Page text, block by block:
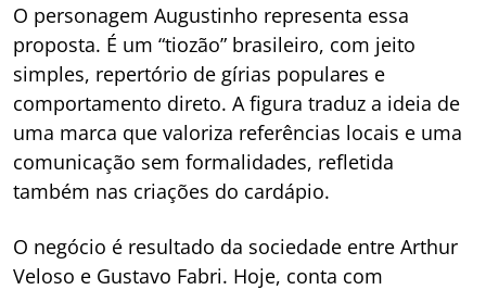
O personagem Augustinho representa essa
proposta. É um “tiozão” brasileiro, com jeito
simples, repertório de gírias populares e
comportamento direto. A figura traduz a ideia de
uma marca que valoriza referências locais e uma
comunicação sem formalidades, refletida
também nas criações do cardápio.
O negócio é resultado da sociedade entre Arthur
Veloso e Gustavo Fabri. Hoje, conta com